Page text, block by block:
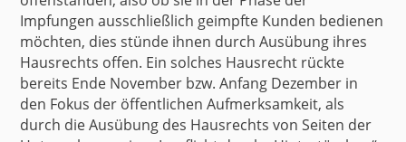
Impfungen ausschließlich geimpfte Kunden bedienen
möchten, dies stünde ihnen durch Ausübung ihres
Hausrechts offen. Ein solches Hausrecht rückte
bereits Ende November bzw. Anfang Dezember in
den Fokus der öffentlichen Aufmerksamkeit, als
durch die Ausübung des Hausrechts von Seiten der